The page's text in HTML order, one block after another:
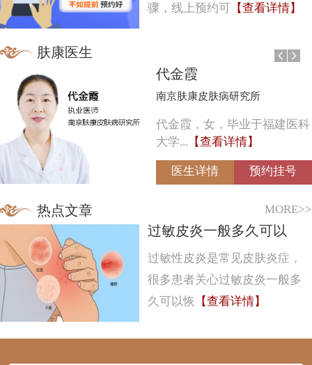
骤，线上预约可 【查看详情】
代金霞
南京肤康皮肤病研究所
代金霞，女，毕业于福建医科
大学... 【查看详情】
医生详情 预约挂号
肤康医生
热点文章 MORE>>
过敏皮炎一般多久可以
过敏性皮炎是常见皮肤炎症，
很多患者关心过敏皮炎一般多
久可以恢 【查看详情】
123456